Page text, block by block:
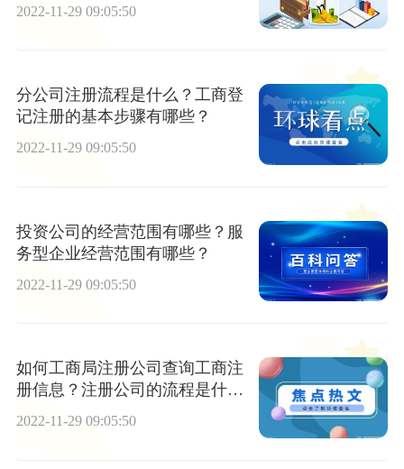
2022-11-29 09:05:50
分公司注册流程是什么？工商登
记注册的基本步骤有哪些？
2022-11-29 09:05:50
投资公司的经营范围有哪些？服
务型企业经营范围有哪些？
2022-11-29 09:05:50
如何工商局注册公司查询工商注
册信息？注册公司的流程是什
么？
2022-11-29 09:05:50